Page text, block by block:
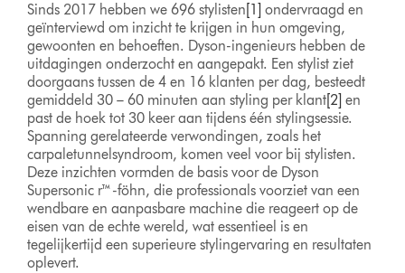
Sinds 2017 hebben we 696 stylisten [1] ondervraagd en
geïnterviewd om inzicht te krijgen in hun omgeving,
gewoonten en behoeften. Dyson-ingenieurs hebben de
uitdagingen onderzocht en aangepakt. Een stylist ziet
doorgaans tussen de 4 en 16 klanten per dag, besteedt
gemiddeld 30 – 60 minuten aan styling per klant[2] en
past de hoek tot 30 keer aan tijdens één stylingsessie.
Spanning gerelateerde verwondingen, zoals het
carpaletunnelsyndroom, komen veel voor bij stylisten.
Deze inzichten vormden de basis voor de Dyson
Supersonic r™-föhn, die professionals voorziet van een
wendbare en aanpasbare machine die reageert op de
eisen van de echte wereld, wat essentieel is en
tegelijkertijd een superieure stylingervaring en resultaten
oplevert.